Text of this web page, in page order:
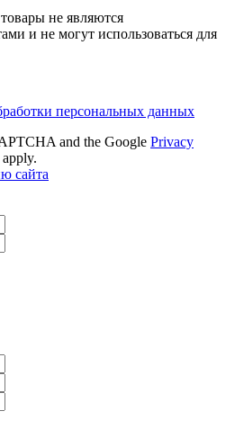
не являются
и не могут использоваться для
персональных данных
and the Google Privacy
apply.
сайта